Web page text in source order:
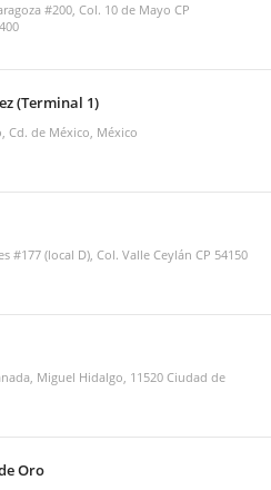
#200, Col. 10 de Mayo CP
(Terminal 1)
Cd. de México, México
#177 (local D), Col. Valle Ceylán CP 54150
Miguel Hidalgo, 11520 Ciudad de
Oro